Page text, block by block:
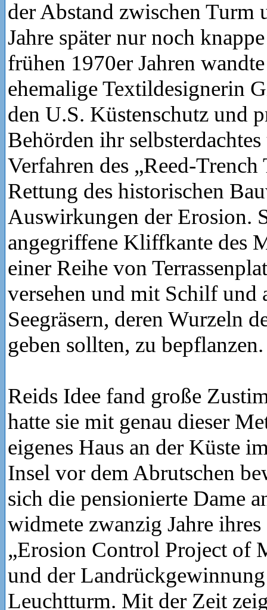
der Abstand zwischen Turm
Jahre später nur noch
frühen 1970er Jahren
ehemalige Textildesignerin
den U.S. Küstenschutz und
Behörden ihr
Verfahren des „Reed-Trench
Rettung des historischen
Auswirkungen der Erosion.
angegriffene Kliffkante des
einer Reihe von
versehen und mit Schilf und
Seegräsern, deren Wurzeln
geben sollten, zu bepflanzen.
Reids Idee fand große
hatte sie mit genau dieser
eigenes Haus an der Küste
Insel vor dem Abrutschen
sich die pensionierte Dame
widmete zwanzig Jahre
„Erosion Control Project of
und der
Leuchtturm. Mit der Zeit